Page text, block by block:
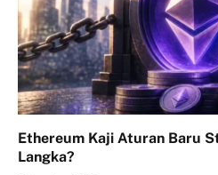
Ethereum Kaji Aturan Baru
Langka?